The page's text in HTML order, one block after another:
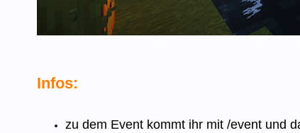
Infos:
zu dem Event kommt ihr mit /event und